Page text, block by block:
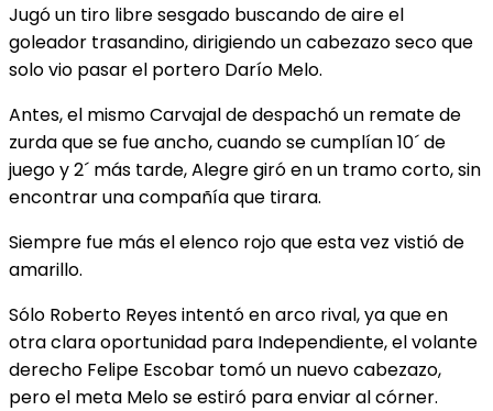
Jugó un tiro libre sesgado buscando de aire el
goleador trasandino, dirigiendo un cabezazo seco que
solo vio pasar el portero Darío Melo.
Antes, el mismo Carvajal de despachó un remate de
zurda que se fue ancho, cuando se cumplían 10´ de
juego y 2´ más tarde, Alegre giró en un tramo corto, sin
encontrar una compañía que tirara.
Siempre fue más el elenco rojo que esta vez vistió de
amarillo.
Sólo Roberto Reyes intentó en arco rival, ya que en
otra clara oportunidad para Independiente, el volante
derecho Felipe Escobar tomó un nuevo cabezazo,
pero el meta Melo se estiró para enviar al córner.